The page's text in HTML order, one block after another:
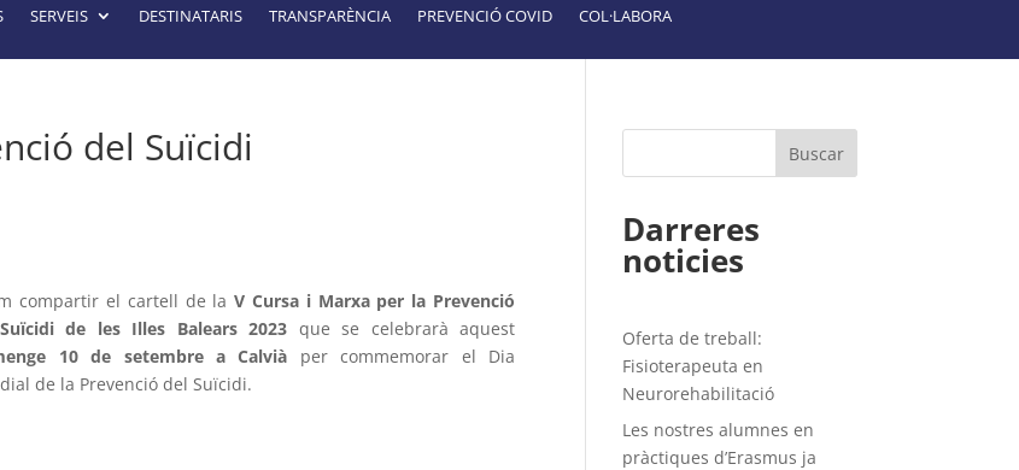
SERVEIS DESTINATARIS TRANSPARÈNCIA PREVENCIÓ COVID COL·LABORA
del Suïcidi
compartir el cartell de laV Cursa i Marxa per la Prevenció
de les Illes Balears 2023 que se celebrarà aquest
10 de setembre a Calvià per commemorar el Dia
de la Prevenció del Suïcidi.
Darreres
noticies
Oferta de treball:
Fisioterapeuta en
Neurorehabilitació
Les nostres alumnes en
pràctiques d’Erasmus ja